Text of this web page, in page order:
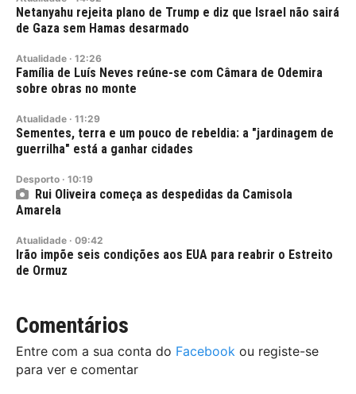
Netanyahu rejeita plano de Trump e diz que Israel não sairá
de Gaza sem Hamas desarmado
Atualidade · 12:26
Família de Luís Neves reúne-se com Câmara de Odemira
sobre obras no monte
Atualidade · 11:29
Sementes, terra e um pouco de rebeldia: a "jardinagem de
guerrilha" está a ganhar cidades
Desporto · 10:19
Rui Oliveira começa as despedidas da Camisola
Amarela
Atualidade · 09:42
Irão impõe seis condições aos EUA para reabrir o Estreito
de Ormuz
Comentários
Entre com a sua conta do Facebook ou registe-se
para ver e comentar